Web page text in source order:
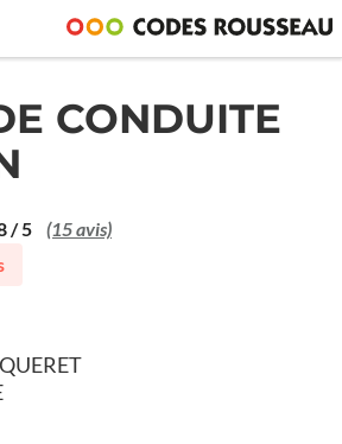
CONDUITE
/ 5 (15 avis)